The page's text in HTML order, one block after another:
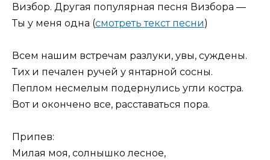
Визбор. Другая популярная песня Визбора —
Ты у меня одна (смотреть текст песни)
Всем нашим встречам разлуки, увы, суждены.
Тих и печален ручей у янтарной сосны.
Пеплом несмелым подернулись угли костра.
Вот и окончено все, расставаться пора.
Припев:
Милая моя, солнышко лесное,